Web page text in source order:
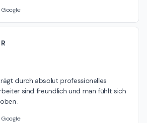
Google
durch absolut professionelles
sind freundlich und man fühlt sich
Google